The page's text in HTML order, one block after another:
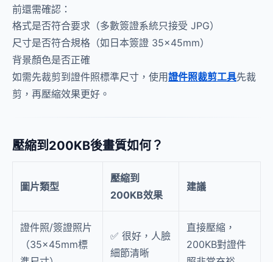
前還需確認：
格式是否符合要求（多數簽證系統只接受 JPG）
尺寸是否符合規格（如日本簽證 35×45mm）
背景顏色是否正確
如需先裁剪到證件照標準尺寸，使用證件照裁剪工具先裁
剪，再壓縮效果更好。
壓縮到200KB後畫質如何？
圖片類型
壓縮到
200KB效果
建議
證件照/簽證照片
（35×45mm標
✅ 很好，人臉
細節清晰
直接壓縮，
200KB對證件